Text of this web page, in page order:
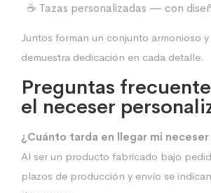
☕ Tazas personalizadas — con
Juntos forman un conjunto armonioso
demuestra dedicación en cada detalle.
Preguntas
el neceser
¿Cuánto tarda en llegar mi
Al ser un producto fabricado bajo
plazos de producción y envío se